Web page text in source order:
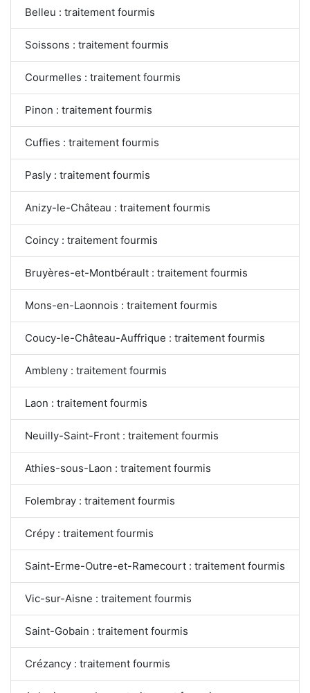
Belleu : traitement fourmis
Soissons : traitement fourmis
Courmelles : traitement fourmis
Pinon : traitement fourmis
Cuffies : traitement fourmis
Pasly : traitement fourmis
Anizy-le-Château : traitement fourmis
Coincy : traitement fourmis
Bruyères-et-Montbérault : traitement fourmis
Mons-en-Laonnois : traitement fourmis
Coucy-le-Château-Auffrique : traitement fourmis
Ambleny : traitement fourmis
Laon : traitement fourmis
Neuilly-Saint-Front : traitement fourmis
Athies-sous-Laon : traitement fourmis
Folembray : traitement fourmis
Crépy : traitement fourmis
Saint-Erme-Outre-et-Ramecourt : traitement fourmis
Vic-sur-Aisne : traitement fourmis
Saint-Gobain : traitement fourmis
Crézancy : traitement fourmis